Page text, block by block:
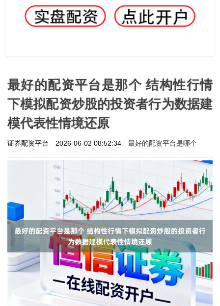
最好的配资平台是那个 结构性行情
下模拟配资炒股的投资者行为数据建
模代表性情境还原
证券配资平台 2026-06-02 08:52:34 最好的配资平台是哪个